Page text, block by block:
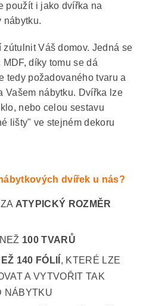
použít i jako dvířka na
nábytku.
Váš domov. Jedná se
díky tomu se dá
tedy požadovaného tvaru a
Vašem nábytku. Dvířka lze
nebo celou sestavu
lišty" ve stejném dekoru
dvířek u nás?
ATYPICKÝ ROZMĚR
100 TVARŮ
140 FÓLIÍ , KTERÉ LZE
A VYTVOŘIT TAK
NÁBYTKU